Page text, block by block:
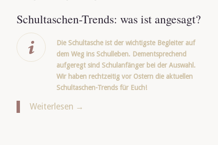
Schultaschen-Trends: was ist angesagt?
Die Schultasche ist der wichtigste Begleiter auf
dem Weg ins Schulleben. Dementsprechend
aufgeregt sind Schulanfänger bei der Auswahl.
Wir haben rechtzeitig vor Ostern die aktuellen
Schultaschen-Trends für Euch!
Weiterlesen →